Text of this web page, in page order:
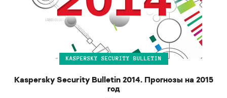
KASPERSKY SECURITY BULLETIN
Kaspersky Security Bulletin 2014. Прогнозы на 2015
год